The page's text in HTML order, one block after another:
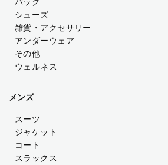
シューズ
雑貨・アクセサリー
アンダーウェア
その他
ウェルネス
メンズ
スーツ
ジャケット
コート
スラックス